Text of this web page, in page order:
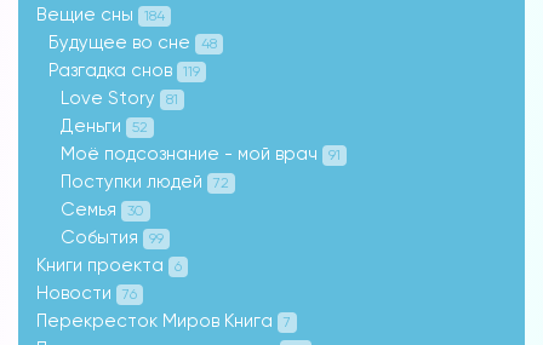
Вещие сны 184
Будущее во сне 48
Разгадка снов 119
Love Story 81
Деньги 52
Моё подсознание - мой врач 91
Поступки людей 72
Семья 30
События 99
Книги проекта 6
Новости 76
Перекресток Миров Книга 7